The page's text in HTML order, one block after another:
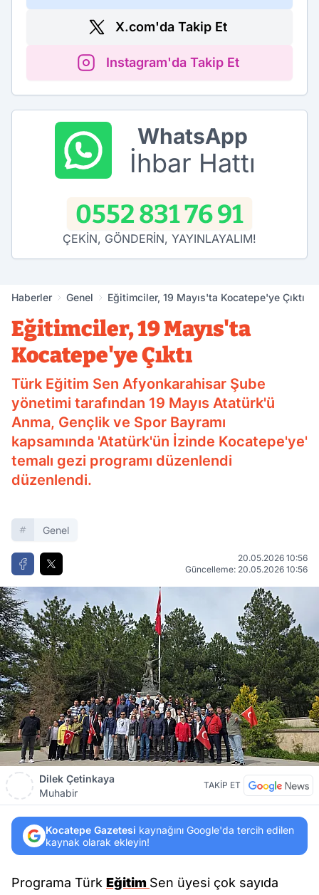
X.com'da Takip Et
Instagram'da Takip Et
WhatsApp
İhbar Hattı
0552 831 76 91
ÇEKİN, GÖNDERİN, YAYINLAYALIM!
Haberler Genel Eğitimciler, 19 Mayıs'ta Kocatepe'ye Çıktı
Eğitimciler, 19 Mayıs'ta
Kocatepe'ye Çıktı
Türk Eğitim Sen Afyonkarahisar Şube
yönetimi tarafından 19 Mayıs Atatürk'ü
Anma, Gençlik ve Spor Bayramı
kapsamında 'Atatürk'ün İzinde Kocatepe'ye'
temalı gezi programı düzenlendi
düzenlendi.
Genel
20.05.2026 10:56
Güncelleme: 20.05.2026 10:56
Dilek Çetinkaya
Muhabir
TAKİP ET
Kocatepe Gazetesi kaynağını Google'da tercih edilen
kaynak olarak ekleyin!
Programa Türk Eğitim Sen üyesi çok sayıda